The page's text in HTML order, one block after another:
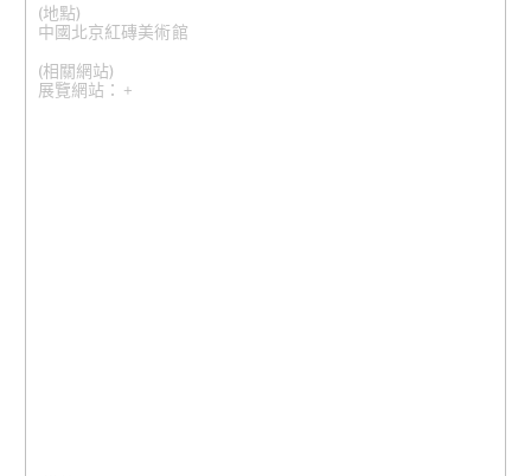
(地點)
中國北京紅磚美術館
(相關網站)
展覽網站： +